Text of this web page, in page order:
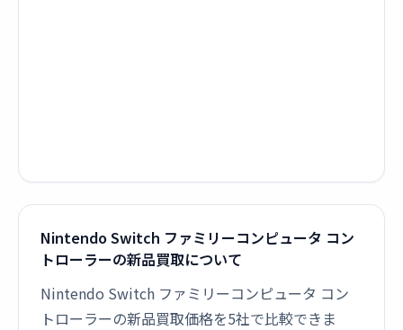
Nintendo Switch ファミリーコンピュータ コン
トローラーの新品買取について
Nintendo Switch ファミリーコンピュータ コン
トローラーの新品買取価格を5社で比較できま